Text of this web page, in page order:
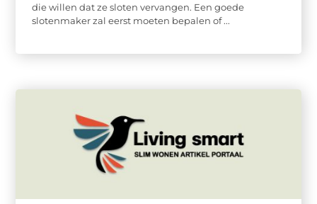
die willen dat ze sloten vervangen. Een goede
slotenmaker zal eerst moeten bepalen of ...